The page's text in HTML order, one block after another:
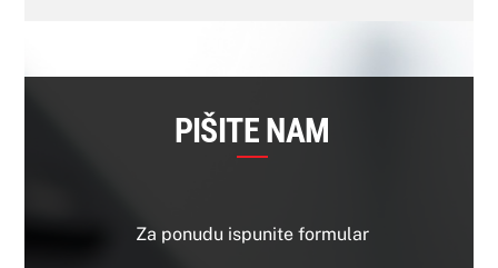
PIŠITE NAM
Za ponudu ispunite formular